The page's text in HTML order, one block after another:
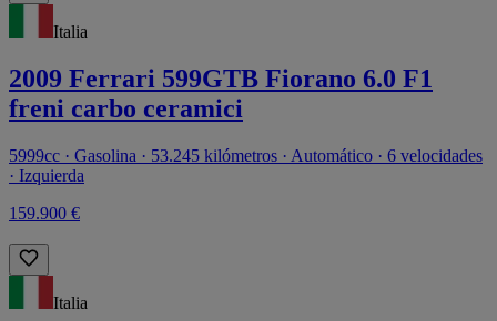
Italia
2009 Ferrari 599GTB Fiorano 6.0 F1
freni carbo ceramici
5999cc · Gasolina · 53.245 kilómetros · Automático · 6 velocidades
· Izquierda
159.900 €
Italia